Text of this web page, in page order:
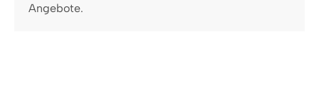
Angebote.